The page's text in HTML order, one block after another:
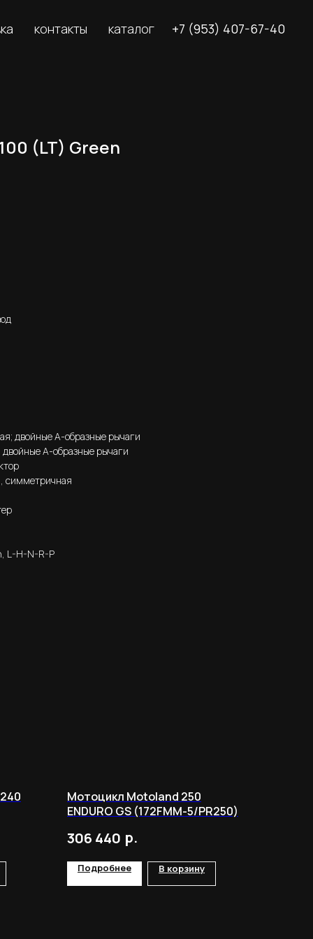
контакты каталог +7 (953) 407-67-40
(LT) Green
двойные А-образные рычаги
А-образные рычаги
симметричная
L-H-N-R-P
Мотоцикл Motoland 250
ENDURO GS (172FMM-5/PR250)
306 440 р.
Подробнее В корзину